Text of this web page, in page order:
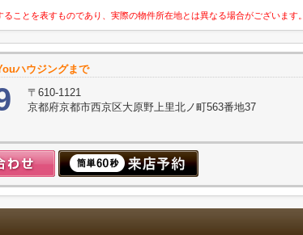
ことを表すものであり、実際の物件所在地とは異なる場合がございます。
ハウジングまで
〒610-1121
京都府京都市西京区大原野上里北ノ町563番地37